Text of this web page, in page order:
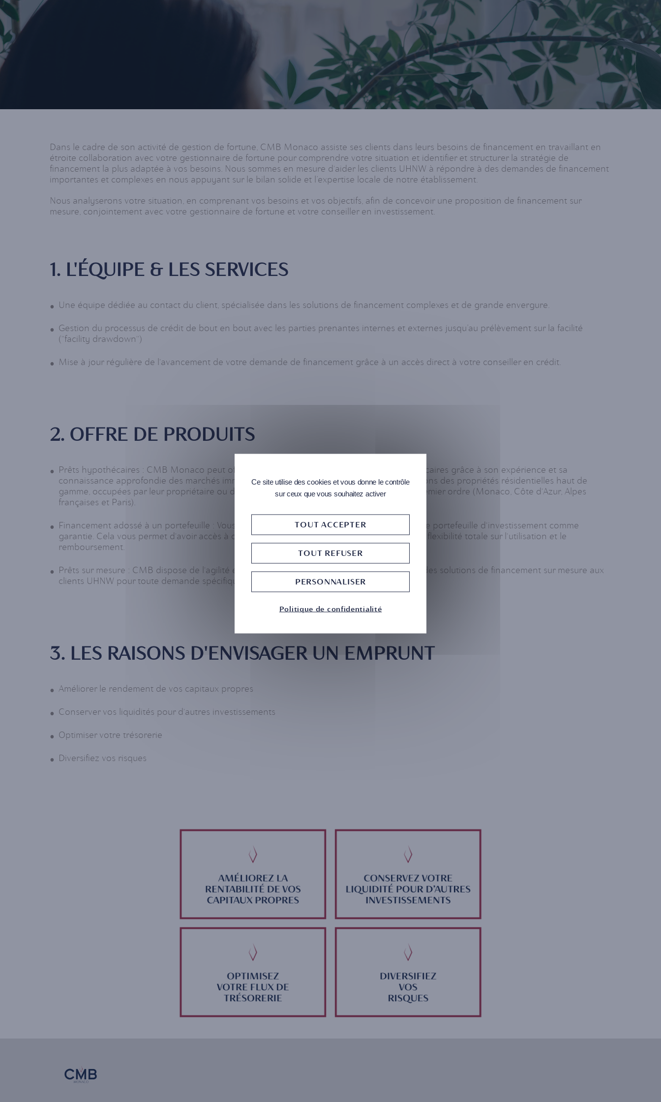
Dans le cadre de son activité de gestion de fortune, CMB Monaco assiste ses clients dans leurs besoins de financement en travaillant en
étroite collaboration avec votre gestionnaire de fortune pour comprendre votre situation et identifier et structurer la stratégie de
financement la plus adaptée à vos besoins. Nous sommes en mesure d'aider les clients UHNW à répondre à des demandes de financement
importantes et complexes en nous appuyant sur le bilan solide et l’expertise locale de notre établissement.
Nous analyserons votre situation, en comprenant vos besoins et vos objectifs, afin de concevoir une proposition de financement sur
mesure, conjointement avec votre gestionnaire de fortune et votre conseiller en investissement.
1. L'ÉQUIPE & LES SERVICES
Une équipe dédiée au contact du client, spécialisée dans les solutions de financement complexes et de grande envergure.
Gestion du processus de crédit de bout en bout avec les parties prenantes internes et externes jusqu’au prélèvement sur la facilité
("facility drawdown")
Mise à jour régulière de l'avancement de votre demande de financement grâce à un accès direct à votre conseiller en crédit.
2. OFFRE DE PRODUITS
Prêts hypothécaires : CMB Monaco peut offrir une gamme diversifiée de produits hypothécaires grâce à son expérience et sa
connaissance approfondie des marchés immobiliers français et monégasques. Nous finançons des propriétés résidentielles haut de
gamme, occupées par leur propriétaire ou destinées à être louées, dans des endroits de premier ordre (Monaco, Côte d'Azur, Alpes
françaises et Paris).
Financement adossé à un portefeuille : Vous pouvez avoir recours au crédit en utilisant votre portefeuille d'investissement comme
garantie. Cela vous permet d'avoir accès à des conditions financières compétitives et à une flexibilité totale sur l'utilisation et le
remboursement.
Prêts sur mesure : CMB dispose de l'agilité et de l'expertise nécessaires pour créer et offrir des solutions de financement sur mesure aux
clients UHNW pour toute demande spécifique.
3. LES RAISONS D'ENVISAGER UN EMPRUNT
Améliorer le rendement de vos capitaux propres
Conserver vos liquidités pour d'autres investissements
Optimiser votre trésorerie
Diversifiez vos risques
Ce site utilise des cookies et vous donne le contrôle
sur ceux que vous souhaitez activer
TOUT ACCEPTER
TOUT REFUSER
PERSONNALISER
Politique de confidentialité